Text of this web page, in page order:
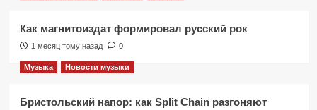
Как магнитоиздат формировал русский рок
1 месяц тому назад 0
Музыка Новости музыки
Бристольский напор: как Split Chain разгоняют